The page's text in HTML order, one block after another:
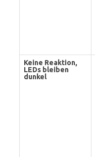
Keine Reaktion,
LEDs bleiben
dunkel